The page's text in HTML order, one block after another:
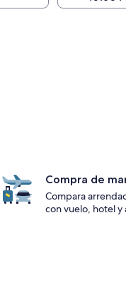
Compra de
Compara
con vuelo, hotel y